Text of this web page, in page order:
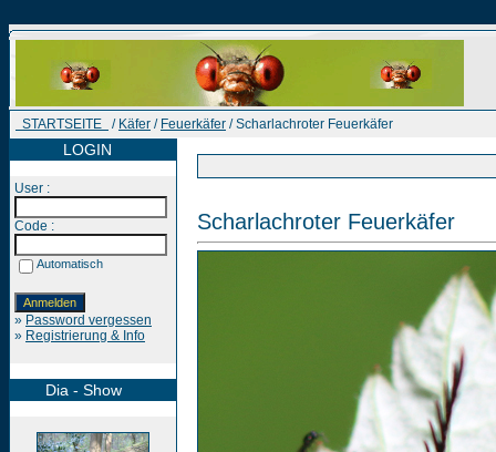
STARTSEITE / Käfer / Feuerkäfer / Scharlachroter Feuerkäfer
LOGIN
User :
Code :
Automatisch
» Password vergessen
» Registrierung & Info
Dia - Show
Scharlachroter Feuerkäfer